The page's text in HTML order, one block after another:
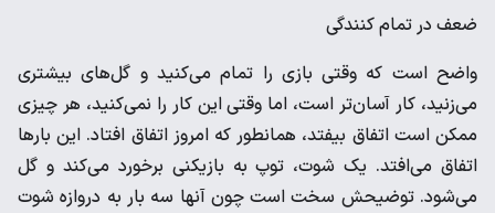
ضعف در تمام کنندگی
واضح است که وقتی بازی را تمام می‌کنید و گل‌های بیشتری
می‌زنید، کار آسان‌تر است، اما وقتی این کار را نمی‌کنید، هر چیزی
ممکن است اتفاق بیفتد، همانطور که امروز اتفاق افتاد. این بارها
اتفاق می‌افتد. یک شوت، توپ به بازیکنی برخورد می‌کند و گل
می‌شود. توضیحش سخت است چون آنها سه بار به دروازه شوت